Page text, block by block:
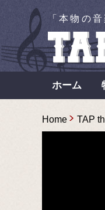
「本物の
ホーム
Home TAP